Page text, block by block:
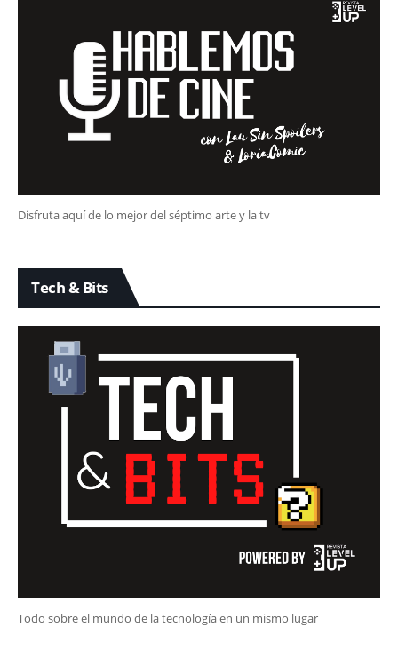
Disfruta aquí de lo mejor del séptimo arte y la tv
Tech & Bits
Todo sobre el mundo de la tecnología en un mismo lugar